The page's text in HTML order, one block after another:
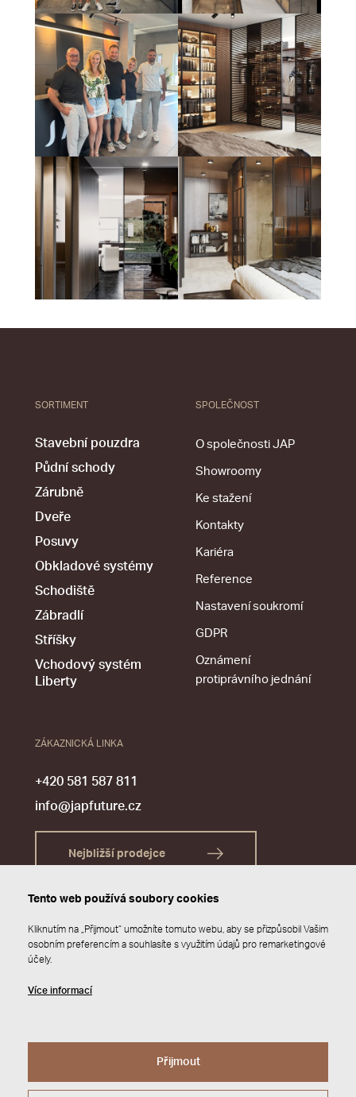
SORTIMENT
Stavební pouzdra
Půdní schody
Zárubně
Dveře
Posuvy
Obkladové systémy
Schodiště
Zábradlí
Stříšky
Vchodový systém
Liberty
SPOLEČNOST
O společnosti JAP
Showroomy
Ke stažení
Kontakty
Kariéra
Reference
Nastavení soukromí
GDPR
Oznámení
protiprávního jednání
ZÁKAZNICKÁ LINKA
+420 581 587 811
info@japfuture.cz
Nejbližší prodejce
© 2026 JAP FUTURE s.r.o.
Zásady ochrany osobních údajů
Tento web používá soubory cookies
Kliknutím na „Přijmout“ umožníte tomuto webu, aby se přizpůsobil Vašim
osobním preferencím a souhlasíte s využitím údajů pro remarketingové
účely.
Více informací
Přijmout